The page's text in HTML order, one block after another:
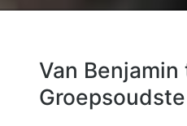
Van Benjamin
Groepsoudste